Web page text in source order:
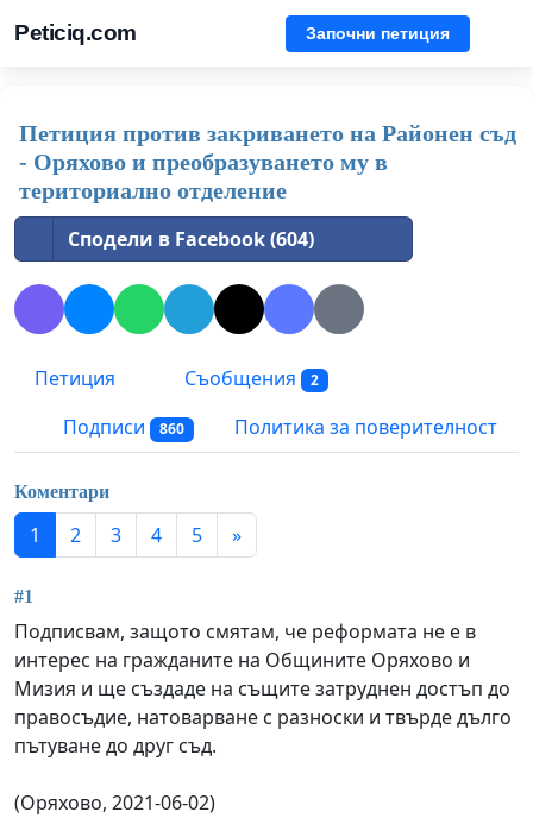
Peticiq.com Започни петиция
Петиция против закриването на Районен съд
- Оряхово и преобразуването му в
териториално отделение
Сподели в Facebook (604)
Петиция Съобщения 2
Подписи 860 Политика за поверителност
Коментари
1 2 3 4 5 »
#1
Подписвам, защото смятам, че реформата не е в
интерес на гражданите на Общините Оряхово и
Мизия и ще създаде на същите затруднен достъп до
правосъдие, натоварване с разноски и твърде дълго
пътуване до друг съд.
(Оряхово, 2021-06-02)